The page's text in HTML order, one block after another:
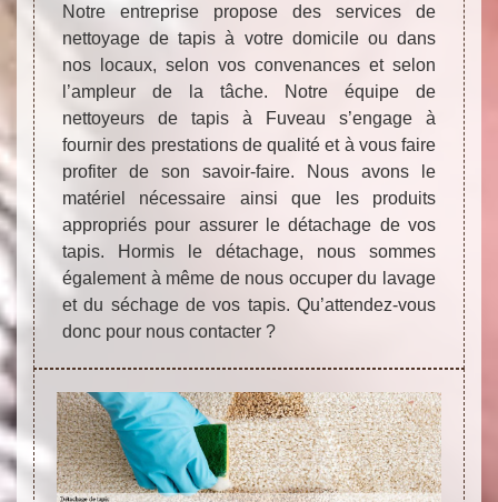
Notre entreprise propose des services de
nettoyage de tapis à votre domicile ou dans
nos locaux, selon vos convenances et selon
l’ampleur de la tâche. Notre équipe de
nettoyeurs de tapis à Fuveau s’engage à
fournir des prestations de qualité et à vous faire
profiter de son savoir-faire. Nous avons le
matériel nécessaire ainsi que les produits
appropriés pour assurer le détachage de vos
tapis. Hormis le détachage, nous sommes
également à même de nous occuper du lavage
et du séchage de vos tapis. Qu’attendez-vous
donc pour nous contacter ?